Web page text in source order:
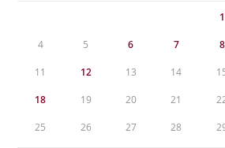
1
4 5 6 7 8
11 12 13 14
18 19 20 21
25 26 27 28